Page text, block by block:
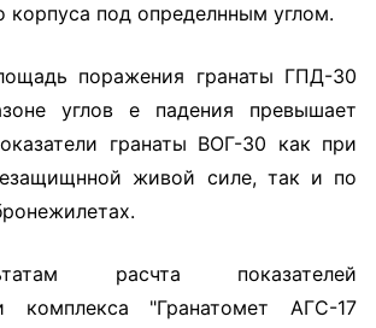
корпуса под определнным углом.
поражения гранаты ГПД-30
углов е падения превышает
гранаты ВОГ-30 как при
живой силе, так и по
расчта показателей
комплекса "Гранатомет АГС-17